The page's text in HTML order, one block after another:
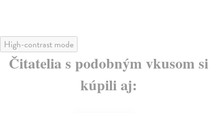
High-contrast mode
Čitatelia s podobným vkusom si
kúpili aj: